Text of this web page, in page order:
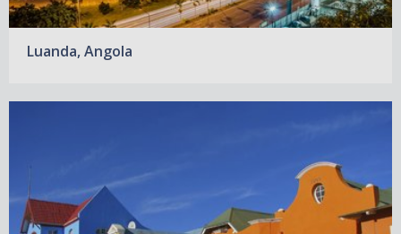
Luanda, Angola